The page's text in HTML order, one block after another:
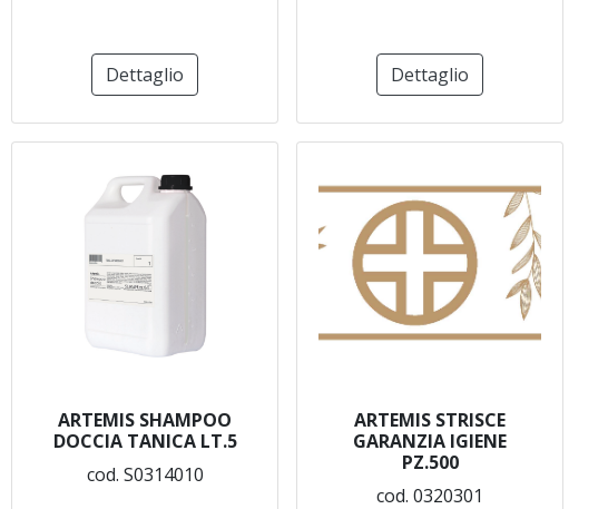
Dettaglio Dettaglio
ARTEMIS SHAMPOO
DOCCIA TANICA LT.5
cod. S0314010
ARTEMIS STRISCE
GARANZIA IGIENE
PZ.500
cod. 0320301